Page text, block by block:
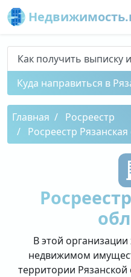
Как получить выписку
Куда направиться в
Главная
Росреестр
Росреестр
В этой
недвижимом
территории Рязанской